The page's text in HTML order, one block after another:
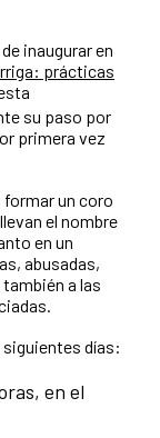
inaugurar en
prácticas
su paso por
primera vez
un coro
el nombre
en un
abusadas,
a las
siguientes días:
en el